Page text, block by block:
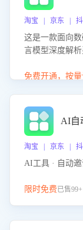
淘宝 | 京东 |
这是一款面向
言模型深度解
改进建议，通
免费开通，按量
AI自
淘宝 | 京东 | 抖
AI工具 · 自动
限时免费已售99+